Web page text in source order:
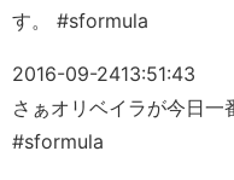
す。 #sformula
2016-09-2413:51:43
さぁオリベイラが今日一
#sformula